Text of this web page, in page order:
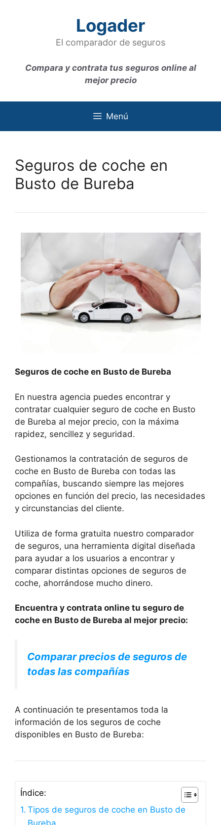
Logader
El comparador de seguros
Compara y contrata tus seguros online al
mejor precio
Menú
Seguros de coche en
Busto de Bureba
Seguros de coche en Busto de Bureba
En nuestra agencia puedes encontrar y
contratar cualquier seguro de coche en Busto
de Bureba al mejor precio, con la máxima
rapidez, sencillez y seguridad.
Gestionamos la contratación de seguros de
coche en Busto de Bureba con todas las
compañías, buscando siempre las mejores
opciones en función del precio, las necesidades
y circunstancias del cliente.
Utiliza de forma gratuita nuestro comparador
de seguros, una herramienta digital diseñada
para ayudar a los usuarios a encontrar y
comparar distintas opciones de seguros de
coche, ahorrándose mucho dinero.
Encuentra y contrata online tu seguro de
coche en Busto de Bureba al mejor precio:
Comparar precios de seguros de
todas las compañías
A continuación te presentamos toda la
información de los seguros de coche
disponibles en Busto de Bureba:
Índice:
Tipos de seguros de coche en Busto de